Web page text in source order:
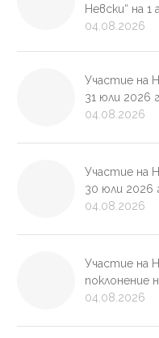
Невски“ на
04.08.2026
Участие на
31 юли 2026 г.
04.08.2026
Участие на
30 юли 2026
04.08.2026
Участие на
поклонение
04.08.2026